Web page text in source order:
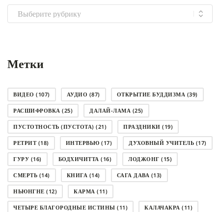
Выбрать
рубрику
Метки
ВИДЕО (107) АУДИО (87) ОТКРЫТИЕ БУДДИЗМА (39)
РАСШИФРОВКА (25) ДАЛАЙ-ЛАМА (25)
ПУСТОТНОСТЬ (ПУСТОТА) (21) ПРАЗДНИКИ (19)
РЕТРИТ(18) ИНТЕРВЬЮ (17) ДУХОВНЫЙ УЧИТЕЛЬ (17)
ГУРУ (16) БОДХИЧИТТА (16) ЛОДЖОНГ (15)
СМЕРТЬ (14) КНИГА (14) САГА ДАВА (13)
НЬЮНГНЕ (12) КАРМА (11)
ЧЕТЫРЕ БЛАГОРОДНЫЕ ИСТИНЫ (11) КАЛАЧАКРА (11)